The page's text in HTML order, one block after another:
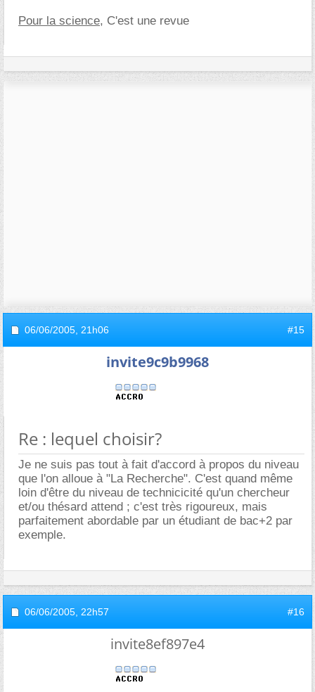
Pour la science, C'est une revue
06/06/2005, 21h06 #15
invite9c9b9968
Re : lequel choisir?
Je ne suis pas tout à fait d'accord à propos du niveau
que l'on alloue à "La Recherche". C'est quand même
loin d'être du niveau de technicicité qu'un chercheur
et/ou thésard attend ; c'est très rigoureux, mais
parfaitement abordable par un étudiant de bac+2 par
exemple.
06/06/2005, 22h57 #16
invite8ef897e4